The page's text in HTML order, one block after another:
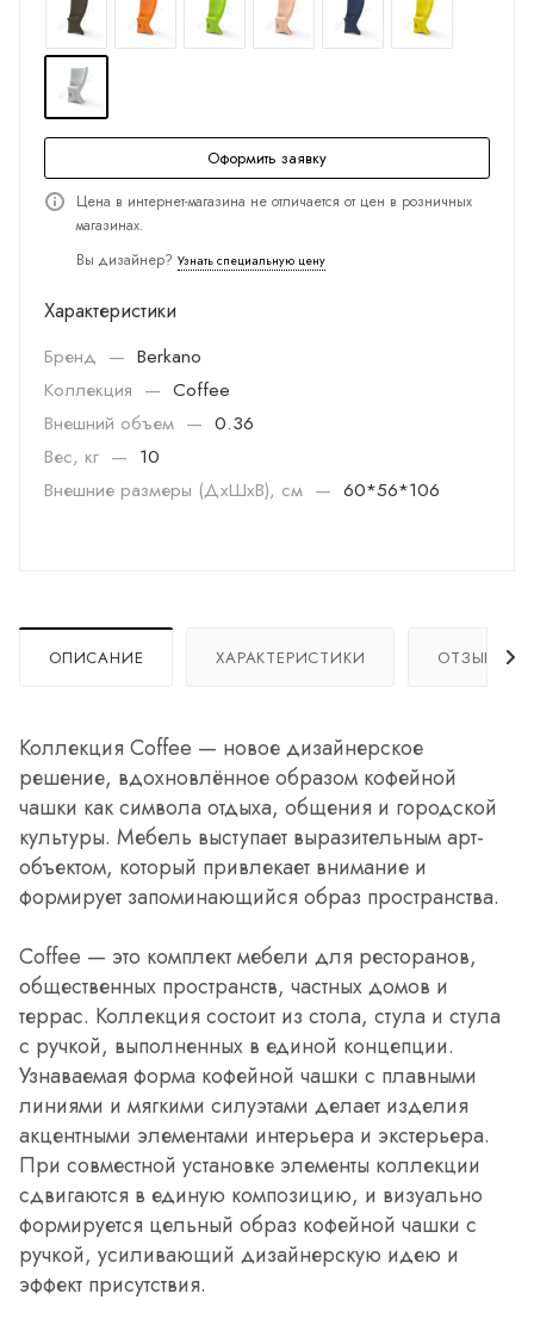
Оформить заявку
Цена в интернет-магазина не отличается от цен в розничных
магазинах.
Вы дизайнер? Узнать специальную цену
Характеристики
Бренд — Berkano
Коллекция — Coffee
Внешний объем — 0.36
Вес, кг — 10
Внешние размеры (ДхШхВ), см — 60*56*106
ОПИСАНИЕ ХАРАКТЕРИСТИКИ ОТЗЫВЫ
Коллекция Coffee — новое дизайнерское
решение, вдохновлённое образом кофейной
чашки как символа отдыха, общения и городской
культуры. Мебель выступает выразительным арт-
объектом, который привлекает внимание и
формирует запоминающийся образ пространства.
Coffee — это комплект мебели для ресторанов,
общественных пространств, частных домов и
террас. Коллекция состоит из стола, стула и стула
с ручкой, выполненных в единой концепции.
Узнаваемая форма кофейной чашки с плавными
линиями и мягкими силуэтами делает изделия
акцентными элементами интерьера и экстерьера.
При совместной установке элементы коллекции
сдвигаются в единую композицию, и визуально
формируется цельный образ кофейной чашки с
ручкой, усиливающий дизайнерскую идею и
эффект присутствия.